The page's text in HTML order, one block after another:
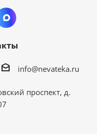
info@nevateka.ru
проспект, д.